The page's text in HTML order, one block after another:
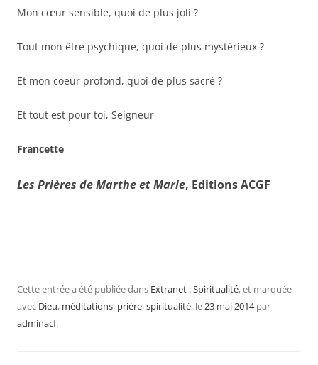
Mon cœur sensible, quoi de plus joli ?
Tout mon être psychique, quoi de plus mystérieux ?
Et mon coeur profond, quoi de plus sacré ?
Et tout est pour toi, Seigneur
Francette
Les Prières de Marthe et Marie, Editions ACGF
Cette entrée a été publiée dans Extranet : Spiritualité, et marquée
avec Dieu, méditations, prière,spiritualité, le23 mai 2014 par
adminacf.